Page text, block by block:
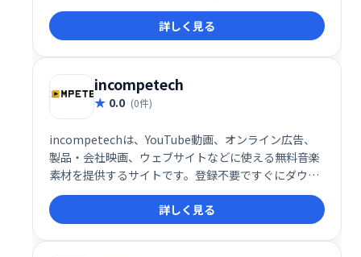
す。あなたの動画や作品を、高品質な音楽でさらに魅
力的に演出しましょう。詳しく見る
incompetech
0.0 (0件)
incompetechは、YouTube動画、オンライン広告、
製品・会社映画、ウェブサイトなどに使える無料音楽
素材を提供するサイトです。登録不要ですぐにダウン
ロードして利用可能。様々な用途に最適な高品質な音
楽を、自由に、無料で手に入れられます。
詳しく見る